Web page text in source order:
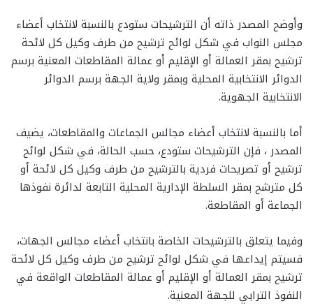
وأوضح المصدر ذاته أن الترشيحات ستودع بالنسبة لانتخاب أعضاء
مجلس النواب في شكل لوائح ترشيح من طرف وكيل كل لائحة
ترشيح بمقر العمالة أو الإقليم أو عمالة المقاطعات المعنية برسم
الدوائر الانتخابية المحلية وبمقر ولاية الجهة برسم الدوائر
الانتخابية الجهوية.
أما بالنسبة لانتخاب أعضاء مجالس الجماعات والمقاطعات، يضيف
المصدر ، فإن الترشيحات ستودع، حسب الحالة، في شكل لوائح
ترشيح أو تصريحات فردية بالترشيح من طرف وكيل كل لائحة أو
كل مترشح بمقر السلطة الإدارية المحلية التابعة لدائرة نفوذها
الجماعة أو المقاطعة.
وفيما يتعلق بالترشيحات الخاصة بانتخاب أعضاء مجالس الجهات،
فسيتم إيداعها في شكل لوائح ترشيح من طرف وكيل كل لائحة
ترشيح بمقر العمالة أو الإقليم أو عمالة المقاطعات الواقعة في
النفوذ الترابي للجهة المعنية.